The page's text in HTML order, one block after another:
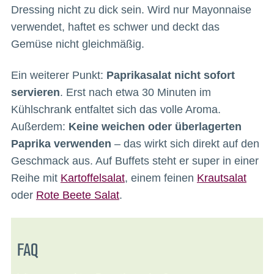
Dressing nicht zu dick sein. Wird nur Mayonnaise
verwendet, haftet es schwer und deckt das
Gemüse nicht gleichmäßig.
Ein weiterer Punkt: Paprikasalat nicht sofort
servieren. Erst nach etwa 30 Minuten im
Kühlschrank entfaltet sich das volle Aroma.
Außerdem: Keine weichen oder überlagerten
Paprika verwenden – das wirkt sich direkt auf den
Geschmack aus. Auf Buffets steht er super in einer
Reihe mit Kartoffelsalat, einem feinen Krautsalat
oder Rote Beete Salat.
FAQ